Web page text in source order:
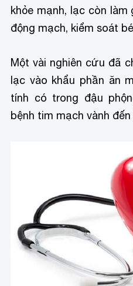
khỏe mạnh, lạc còn
động mạch, kiểm soát
Một vài nghiên cứu đã
lạc vào khẩu phần ăn
tính có trong đậu
bệnh tim mạch vành